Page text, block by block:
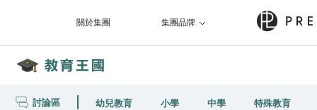
關於集團 集團品牌
討論區 幼兒教育 小學 中學 特殊教育